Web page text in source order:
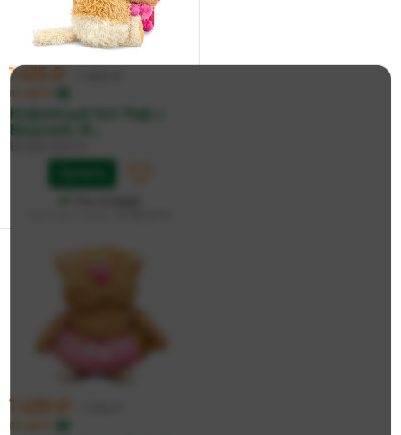
1 415 ₽
по карте
Кофейный Кот Раф с
1 439 ₽
по карте